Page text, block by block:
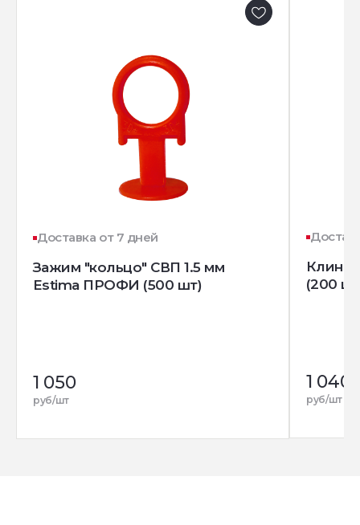
Доставка от 7 дней
Зажим "кольцо" СВП 1.5 мм
Estima ПРОФИ (500 шт)
1 050
руб/шт
Клин
(200
1 040
руб/шт